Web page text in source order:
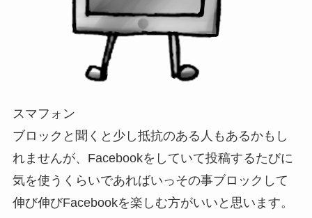
スマフォン
ブロックと聞くと少し抵抗のある人もあるかもし
れませんが、Facebookをしていて投稿するたびに
気を使うくらいであればいっその事ブロックして
伸び伸びFacebookを楽しむ方がいいと思います。